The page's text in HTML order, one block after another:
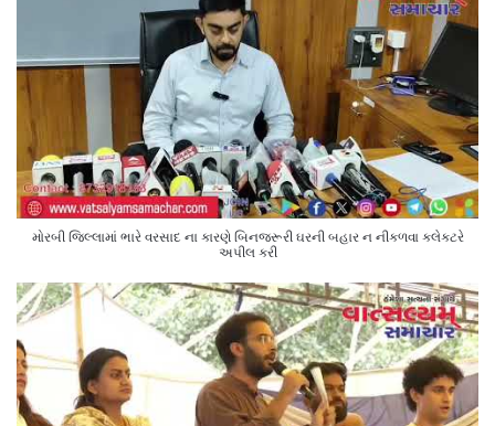
મોરબી જિલ્લામાં ભારે વરસાદ ના કારણે બિનજરૂરી ઘરની બહાર ન નીકળવા કલેક્ટરે
અપીલ કરી